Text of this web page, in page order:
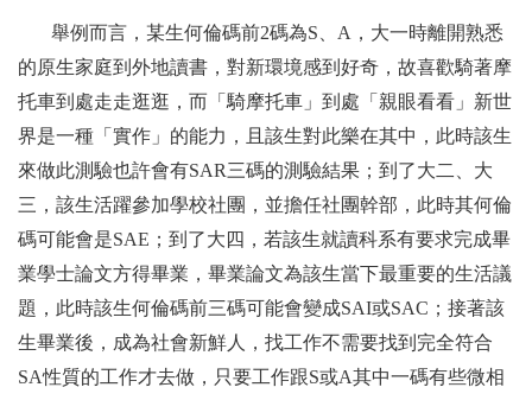
舉例而言，某生何倫碼前2碼為S、A，大一時離開熟悉
的原生家庭到外地讀書，對新環境感到好奇，故喜歡騎著摩
托車到處走走逛逛，而「騎摩托車」到處「親眼看看」新世
界是一種「實作」的能力，且該生對此樂在其中，此時該生
來做此測驗也許會有SAR三碼的測驗結果；到了大二、大
三，該生活躍參加學校社團，並擔任社團幹部，此時其何倫
碼可能會是SAE；到了大四，若該生就讀科系有要求完成畢
業學士論文方得畢業，畢業論文為該生當下最重要的生活議
題，此時該生何倫碼前三碼可能會變成SAI或SAC；接著該
生畢業後，成為社會新鮮人，找工作不需要找到完全符合
SA性質的工作才去做，只要工作跟S或A其中一碼有些微相